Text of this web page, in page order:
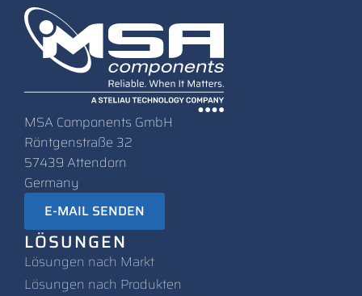
MSA Components GmbH
Röntgenstraße 32
57439 Attendorn
Germany
E-MAIL SENDEN
LÖSUNGEN
Lösungen nach Markt
Lösungen nach Produkten